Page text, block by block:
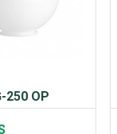
250 OP